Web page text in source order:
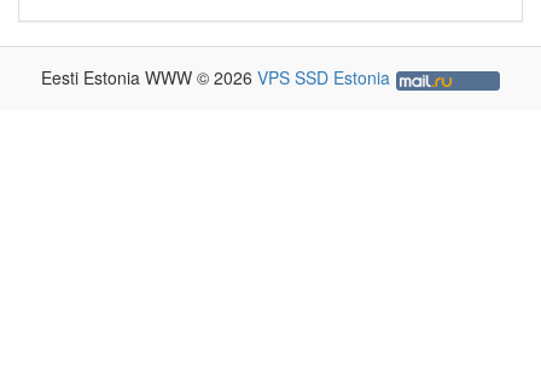
Eesti Estonia WWW © 2026 VPS SSD Estonia